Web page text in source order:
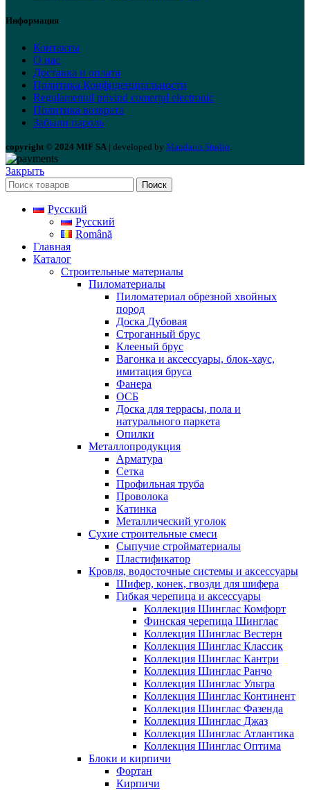
Информация
Контакты
О нас
Доставка и оплата
Политика Конфиденциальности
Regulamentul privind comerțul electronic
Политика возврата
Забыли пароль
copyright © 2024 MIF SA | developed by Mandarin Studio.
Закрыть
Поиск
Русский
Русский
Română
Главная
Каталог
Строительные материалы
Пиломатериалы
Пиломатериал обрезной хвойных
пород
Доска Дубовая
Строганный брус
Клееный брус
Вагонка и аксессуары, блок-хаус,
имитация бруса
Фанера
ОСБ
Доска для террасы, пола и
натурального паркета
Опилки
Металлопродукция
Арматура
Сетка
Профильная труба
Проволока
Катинка
Металлический уголок
Сухие строительные смеси
Сыпучие стройматериалы
Пластификатор
Кровля, водосточные системы и аксессуары
Шифер, конек, гвозди для шифера
Гибкая черепица и аксессуары
Коллекция Шинглас Комфорт
Финская черепица Шинглас
Коллекция Шинглас Вестерн
Коллекция Шинглас Классик
Коллекция Шинглас Кантри
Коллекция Шинглас Ранчо
Коллекция Шинглас Ультра
Коллекция Шинглас Континент
Коллекция Шинглас Фазенда
Коллекция Шинглас Джаз
Коллекция Шинглас Атлантика
Коллекция Шинглас Оптима
Блоки и кирпичи
Фортан
Кирпичи